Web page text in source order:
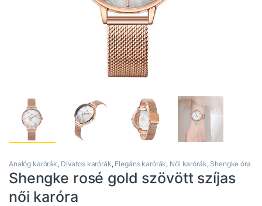
Analóg karórák, Divatos karórák, Elegáns karórák, Női karórák, Shengke óra
Shengke rosé gold szövött szíjas
női karóra